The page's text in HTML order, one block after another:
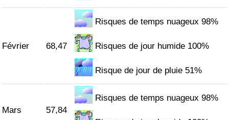
Février 68,47
Risques de temps nuageux 98%
Risques de jour humide 100%
Risque de jour de pluie 51%
Mars 57,84
Risques de temps nuageux 98%
Indice de pollution
Indice de Pollution par Pays
Indice de Trafic (Actuel)